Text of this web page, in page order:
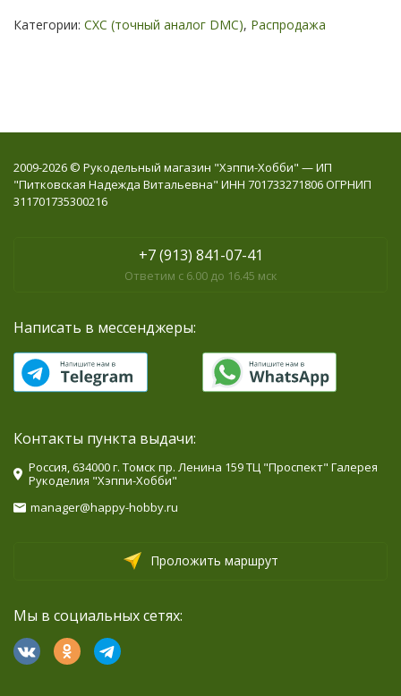
Категории: СХС (точный аналог DMC), Распродажа
2009-2026 © Рукодельный магазин "Хэппи-Хобби" — ИП
"Питковская Надежда Витальевна" ИНН 701733271806 ОГРНИП
311701735300216
+7 (913) 841-07-41
Ответим с 6.00 до 16.45 мск
Написать в мессенджеры:
Контакты пункта выдачи:
Россия, 634000 г. Томск пр. Ленина 159 ТЦ "Проспект" Галерея
Рукоделия "Хэппи-Хобби"
manager@happy-hobby.ru
Проложить маршрут
Мы в социальных сетях: